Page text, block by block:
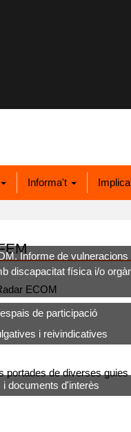
Informa't
Informe de vulneracions
discapacitat física i/o
de participació
i reivindicatives
documents d'interès